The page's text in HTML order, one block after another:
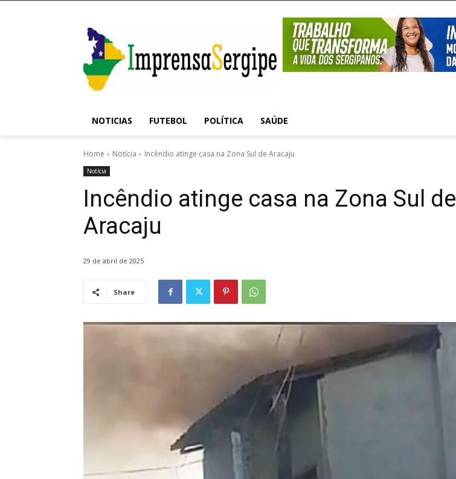
NOTICIAS FUTEBOL POLÍTICA SAÚDE
Home Notícia Incêndio atinge casa na Zona Sul de Aracaju
Notícia
Incêndio atinge casa na Zona Sul de
Aracaju
29 de abril de 2025
Share